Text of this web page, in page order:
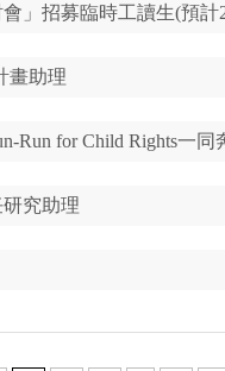
」招募臨時工讀生(預計
畫助理
Run for Child Rights一同
究助理